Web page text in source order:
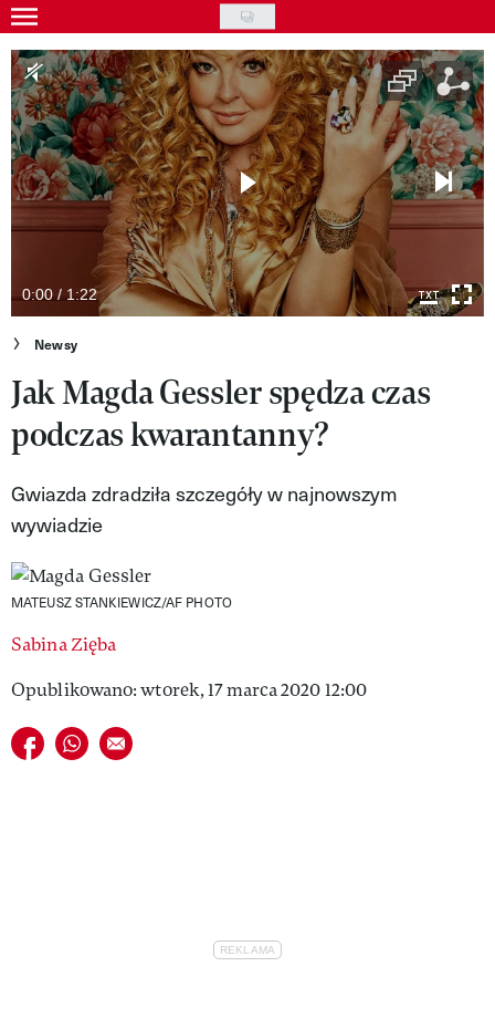
Skip
to
main
content
Gwiazdy
Ludzie
Moda
Uroda
Kultura
Wideo
Nasze akcje
VIVA!ART
VIVA!LIFESTYLE
VIVA!MAN
0:00 / 1:22
Newsy
Jak Magda Gessler spędza czas
podczas kwarantanny?
Gwiazda zdradziła szczegóły w najnowszym
wywiadzie
MATEUSZ STANKIEWICZ/AF PHOTO
Sabina Zięba
Opublikowano: wtorek, 17 marca 2020 12:00
Udostępnij na facebook
Udostępnij na whatsapp
E-mail do przyjaciela